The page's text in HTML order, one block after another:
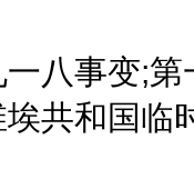
事变;第
共和国临